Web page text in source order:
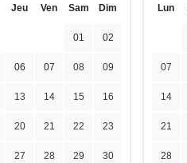
Jeu Ven Sam Dim
01 02
06 07 08 09
13 14 15 16
20 21 22 23
27 28 29 30
Lun
07
14
21
28